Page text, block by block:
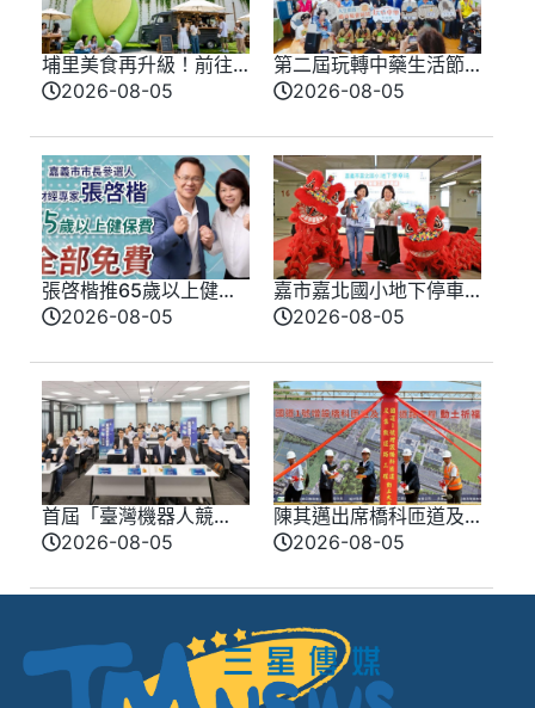
埔里美食再升級！前往
日月潭日月町年度新菜
2026-08-05
第二屆玩轉中藥生活節
將8/29登場 邀您走進
2026-08-05
張啓楷推65歲以上健保
全免、敬老卡可搭計程
購物
2026-08-05
嘉市嘉北國小地下停車
場啟用 智慧車位守護通
2026-08-05
首屆「臺灣機器人競
賽」北中說明會反應熱
2026-08-05
陳其邁出席橋科匝道及
集散道路工程 動土典
2026-08-05